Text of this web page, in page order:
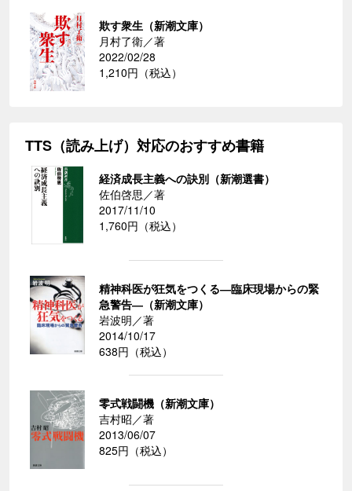
欺す衆生（新潮文庫）
月村了衛／著
2022/02/28
1,210円（税込）
TTS（読み上げ）対応のおすすめ書籍
経済成長主義への訣別（新潮選書）
佐伯啓思／著
2017/11/10
1,760円（税込）
精神科医が狂気をつくる―臨床現場からの緊
急警告―（新潮文庫）
岩波明／著
2014/10/17
638円（税込）
零式戦闘機（新潮文庫）
吉村昭／著
2013/06/07
825円（税込）